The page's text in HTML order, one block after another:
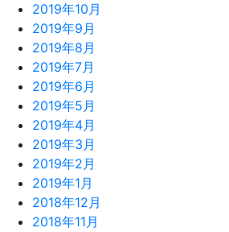
2019年10月
2019年9月
2019年8月
2019年7月
2019年6月
2019年5月
2019年4月
2019年3月
2019年2月
2019年1月
2018年12月
2018年11月